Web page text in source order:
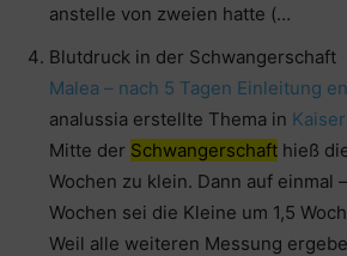
anstelle von zweien hatte (…
Blutdruck in der Schwangerschaft
Malea – nach 5 Tagen Einleitung
analussia erstellte Thema in
Mitte der Schwangerschaft hieß
Wochen zu klein. Dann auf einmal
Wochen sei die Kleine um 1,5
Weil alle weiteren Messung